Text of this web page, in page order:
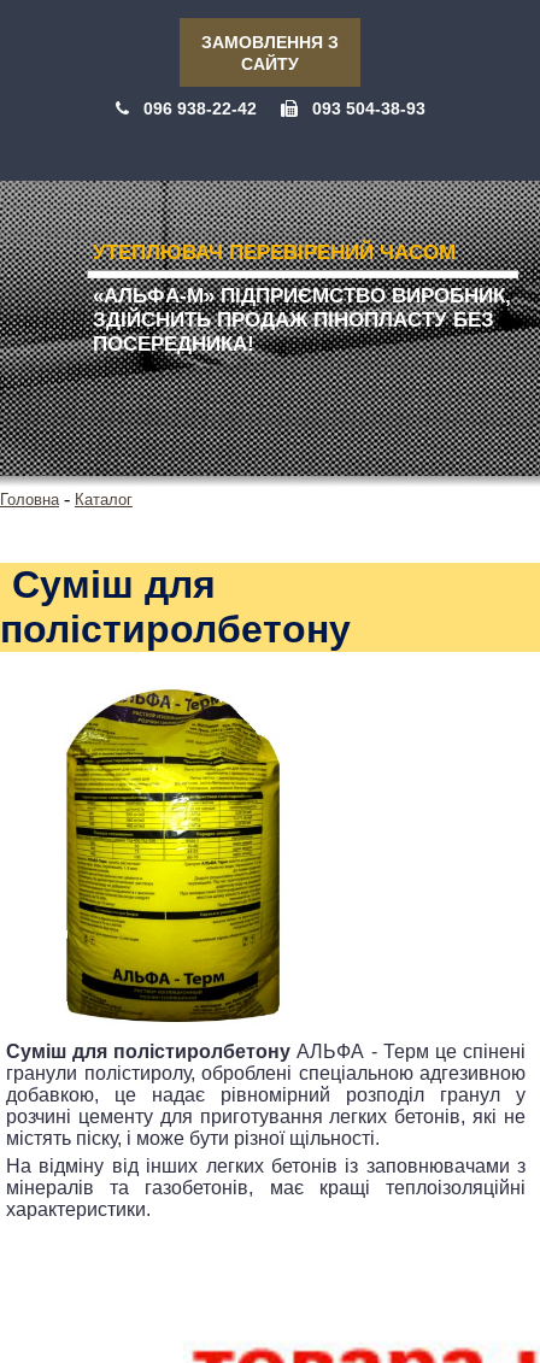
ЗАМОВЛЕННЯ З
САЙТУ
096 938-22-42 093 504-38-93
УТЕПЛЮВАЧ ПЕРЕВІРЕНИЙ ЧАСОМ
«АЛЬФА-М» ПІДПРИЄМСТВО ВИРОБНИК,
ЗДІЙСНИТЬ ПРОДАЖ ПІНОПЛАСТУ БЕЗ
ПОСЕРЕДНИКА!
Головна - Каталог
Суміш для
полістиролбетону
Суміш для полістиролбетону АЛЬФА - Терм це спінені
гранули полістиролу, оброблені спеціальною адгезивною
добавкою, це надає рівномірний розподіл гранул у
розчині цементу для приготування легких бетонів, які не
містять піску, і може бути різної щільності.
На відміну від інших легких бетонів із заповнювачами з
мінералів та газобетонів, має кращі теплоізоляційні
характеристики.